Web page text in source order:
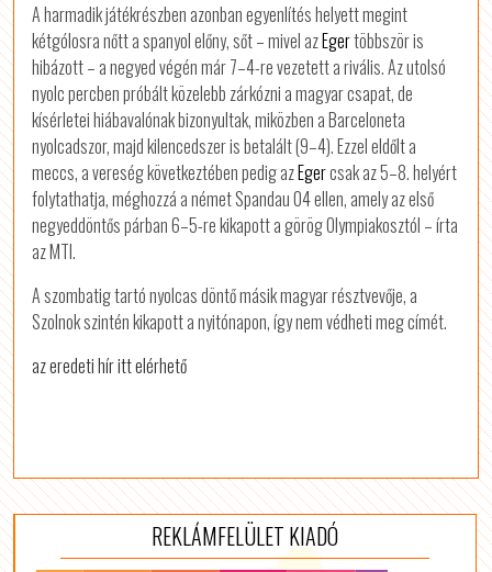
A harmadik játékrészben azonban egyenlítés helyett megint
kétgólosra nőtt a spanyol előny, sőt – mivel azEgertöbbször is
hibázott – a negyed végén már 7–4-re vezetett a rivális. Az utolsó
nyolc percben próbált közelebb zárkózni a magyar csapat, de
kísérletei hiábavalónak bizonyultak, miközben a Barceloneta
nyolcadszor, majd kilencedszer is betalált (9–4). Ezzel eldőlt a
meccs, a vereség következtében pedig azEgercsak az 5–8. helyért
folytathatja, méghozzá a német Spandau 04 ellen, amely az első
negyeddöntős párban 6–5-re kikapott a görög Olympiakosztól – írta
az MTI.
A szombatig tartó nyolcas döntő másik magyar résztvevője, a
Szolnok szintén kikapott a nyitónapon, így nem védheti meg címét.
az eredeti hír itt elérhető
REKLÁMFELÜLET KIADÓ